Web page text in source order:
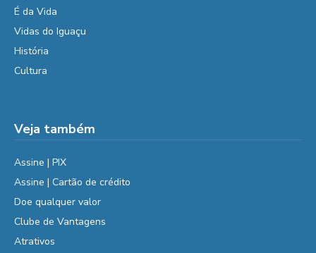
É da Vida
Vidas do Iguaçu
História
Cultura
Veja também
Assine | PIX
Assine | Cartão de crédito
Doe qualquer valor
Clube de Vantagens
Atrativos